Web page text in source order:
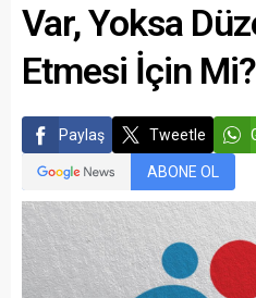
Var, Yoksa
Etmesi İçin Mi?
Paylaş Tweetle
ABONE OL